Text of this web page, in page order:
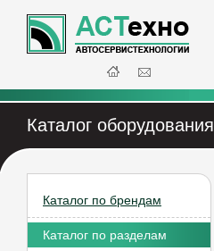
Каталог оборудования
Каталог по брендам
Каталог по разделам